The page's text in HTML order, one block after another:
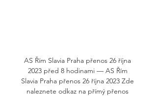
AS Řím Slavia Praha přenos 26 října
2023 před 8 hodinami — AS Řím
Slavia Praha přenos 26 října 2023 Zde
naleznete odkaz na přímý přenos